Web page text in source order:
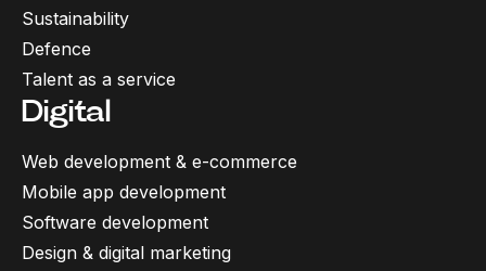
Sustainability
Defence
Talent as a service
Digital
Web development & e-commerce
Mobile app development
Software development
Design & digital marketing